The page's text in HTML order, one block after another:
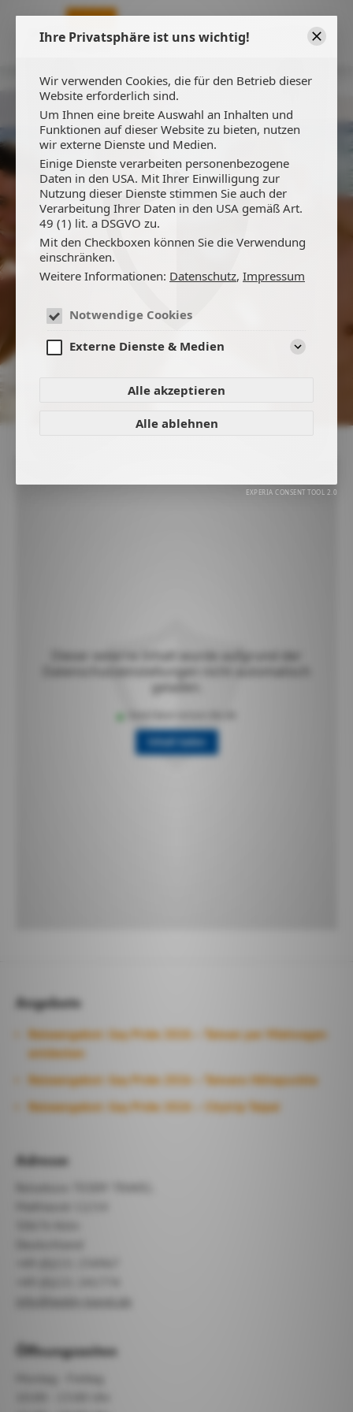
HOTELS
Angebote
Reiseangebot: Gay Pride 2026 – Taiwan per Mietwagen
entdecken
Reiseangebot: Gay Pride 2026 – Taiwans Höhepunkte
Reiseangebot: Gay Pride 2026 – Citytrip Taipei
Adresse
info@teddy-travel.de
Öffnungszeiten
Ihre Privatsphäre ist uns wichtig!
Wir verwenden Cookies, die für den Betrieb dieser
Website erforderlich sind.
Um Ihnen eine breite Auswahl an Inhalten und
Funktionen auf dieser Website zu bieten, nutzen
wir externe Dienste und Medien.
Einige Dienste verarbeiten personenbezogene
Daten in den USA. Mit Ihrer Einwilligung zur
Nutzung dieser Dienste stimmen Sie auch der
Verarbeitung Ihrer Daten in den USA gemäß Art.
49 (1) lit. a DSGVO zu.
Mit den Checkboxen können Sie die Verwendung
einschränken.
Weitere Informationen: Datenschutz, Impressum
Notwendige Cookies
Externe Dienste & Medien
Aufklappen
Alle akzeptieren
Alle ablehnen